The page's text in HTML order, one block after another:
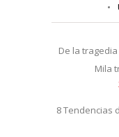
De la
Mila
8 Tendencias